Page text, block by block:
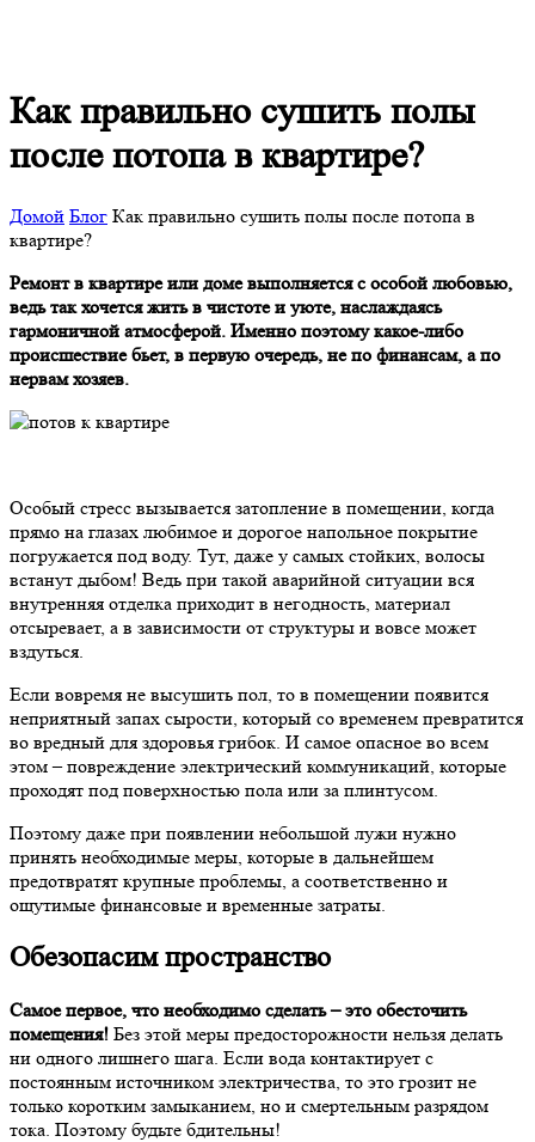
Как правильно сушить полы
после потопа в квартире?
Домой Блог Как правильно сушить полы после потопа в
квартире?
Ремонт в квартире или доме выполняется с особой любовью,
ведь так хочется жить в чистоте и уюте, наслаждаясь
гармоничной атмосферой. Именно поэтому какое-либо
происшествие бьет, в первую очередь, не по финансам, а по
нервам хозяев.
Особый стресс вызывается затопление в помещении, когда
прямо на глазах любимое и дорогое напольное покрытие
погружается под воду. Тут, даже у самых стойких, волосы
встанут дыбом! Ведь при такой аварийной ситуации вся
внутренняя отделка приходит в негодность, материал
отсыревает, а в зависимости от структуры и вовсе может
вздуться.
Если вовремя не высушить пол, то в помещении появится
неприятный запах сырости, который со временем превратится
во вредный для здоровья грибок. И самое опасное во всем
этом – повреждение электрический коммуникаций, которые
проходят под поверхностью пола или за плинтусом.
Поэтому даже при появлении небольшой лужи нужно
принять необходимые меры, которые в дальнейшем
предотвратят крупные проблемы, а соответственно и
ощутимые финансовые и временные затраты.
Обезопасим пространство
Самое первое, что необходимо сделать – это обесточить
помещения! Без этой меры предосторожности нельзя делать
ни одного лишнего шага. Если вода контактирует с
постоянным источником электричества, то это грозит не
только коротким замыканием, но и смертельным разрядом
тока. Поэтому будьте бдительны!